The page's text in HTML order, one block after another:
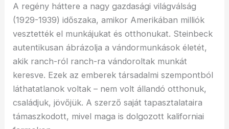
A regény háttere a nagy gazdasági világválság
(1929-1939) időszaka, amikor Amerikában milliók
vesztették el munkájukat és otthonukat. Steinbeck
autentikusan ábrázolja a vándormunkások életét,
akik ranch-ról ranch-ra vándoroltak munkát
keresve. Ezek az emberek társadalmi szempontból
láthatatlanok voltak – nem volt állandó otthonuk,
családjuk, jövőjük. A szerző saját tapasztalataira
támaszkodott, mivel maga is dolgozott kaliforniai